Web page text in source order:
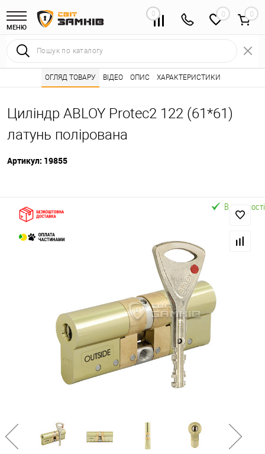
МЕНЮ
0 0
Інтернет магазин замків • Каталог товарів ⭐ • Серцевини
Циліндр ABLOY Protec2 122 (61*61)
латунь полірована
Артикул: 19855
ОГЛЯД ТОВАРУ ВІДЕО ОПИС ХАРАКТЕРИСТИКИ
В наявності